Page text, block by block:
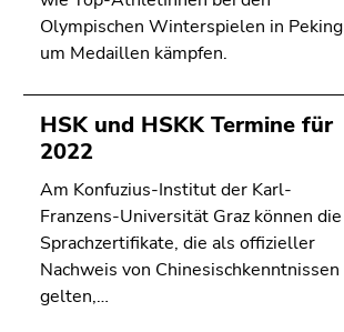
Sie diesen
Link.
Inhalt
(Zugriffstaste
1)
Zur
Positionsanzeige
(Zugriffstaste
2)
Olympischen Winterspielen in Peking
um Medaillen kämpfen.
HSK und HSKK Termine für
2022
Am Konfuzius-Institut der Karl-
Franzens-Universität Graz können die
Sprachzertifikate, die als offizieller
Nachweis von Chinesischkenntnissen
gelten,…